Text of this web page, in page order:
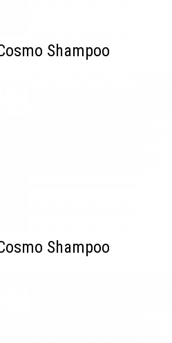
Shampoo
Shampoo